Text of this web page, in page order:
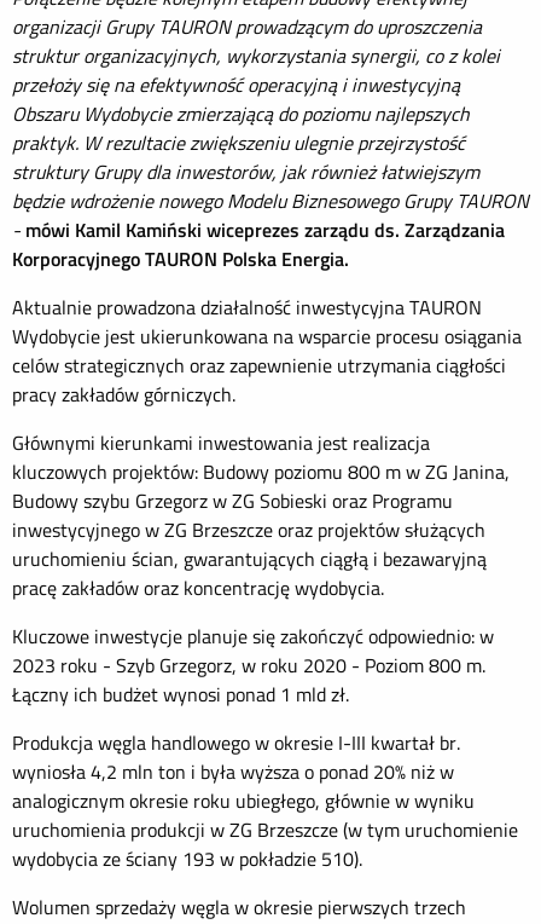
organizacji Grupy TAURON prowadzącym do uproszczenia
struktur organizacyjnych, wykorzystania synergii, co z kolei
przełoży się na efektywność operacyjną i inwestycyjną
Obszaru Wydobycie zmierzającą do poziomu najlepszych
praktyk. W rezultacie zwiększeniu ulegnie przejrzystość
struktury Grupy dla inwestorów, jak również łatwiejszym
będzie wdrożenie nowego Modelu Biznesowego Grupy TAURON
- mówi Kamil Kamiński wiceprezes zarządu ds. Zarządzania
Korporacyjnego TAURON Polska Energia.
Aktualnie prowadzona działalność inwestycyjna TAURON
Wydobycie jest ukierunkowana na wsparcie procesu osiągania
celów strategicznych oraz zapewnienie utrzymania ciągłości
pracy zakładów górniczych.
Głównymi kierunkami inwestowania jest realizacja
kluczowych projektów: Budowy poziomu 800 m w ZG Janina,
Budowy szybu Grzegorz w ZG Sobieski oraz Programu
inwestycyjnego w ZG Brzeszcze oraz projektów służących
uruchomieniu ścian, gwarantujących ciągłą i bezawaryjną
pracę zakładów oraz koncentrację wydobycia.
Kluczowe inwestycje planuje się zakończyć odpowiednio: w
2023 roku - Szyb Grzegorz, w roku 2020 - Poziom 800 m.
Łączny ich budżet wynosi ponad 1 mld zł.
Produkcja węgla handlowego w okresie I-III kwartał br.
wyniosła 4,2 mln ton i była wyższa o ponad 20% niż w
analogicznym okresie roku ubiegłego, głównie w wyniku
uruchomienia produkcji w ZG Brzeszcze (w tym uruchomienie
wydobycia ze ściany 193 w pokładzie 510).
Wolumen sprzedaży węgla w okresie pierwszych trzech